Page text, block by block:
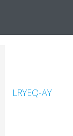
LRYEQ-AY